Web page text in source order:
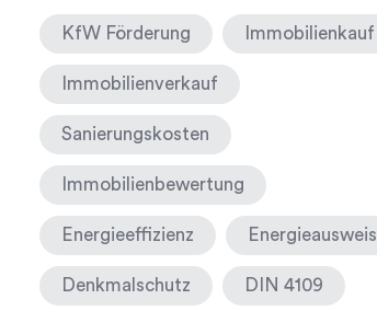
KfW Förderung Immobilienkauf
Immobilienverkauf
Sanierungskosten
Immobilienbewertung
Energieeffizienz Energieausweis
Denkmalschutz DIN 4109